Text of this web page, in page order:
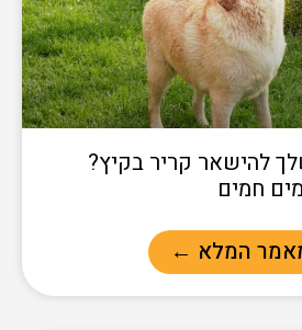
להישאר קריר בקיץ?
חמים
המלא ←